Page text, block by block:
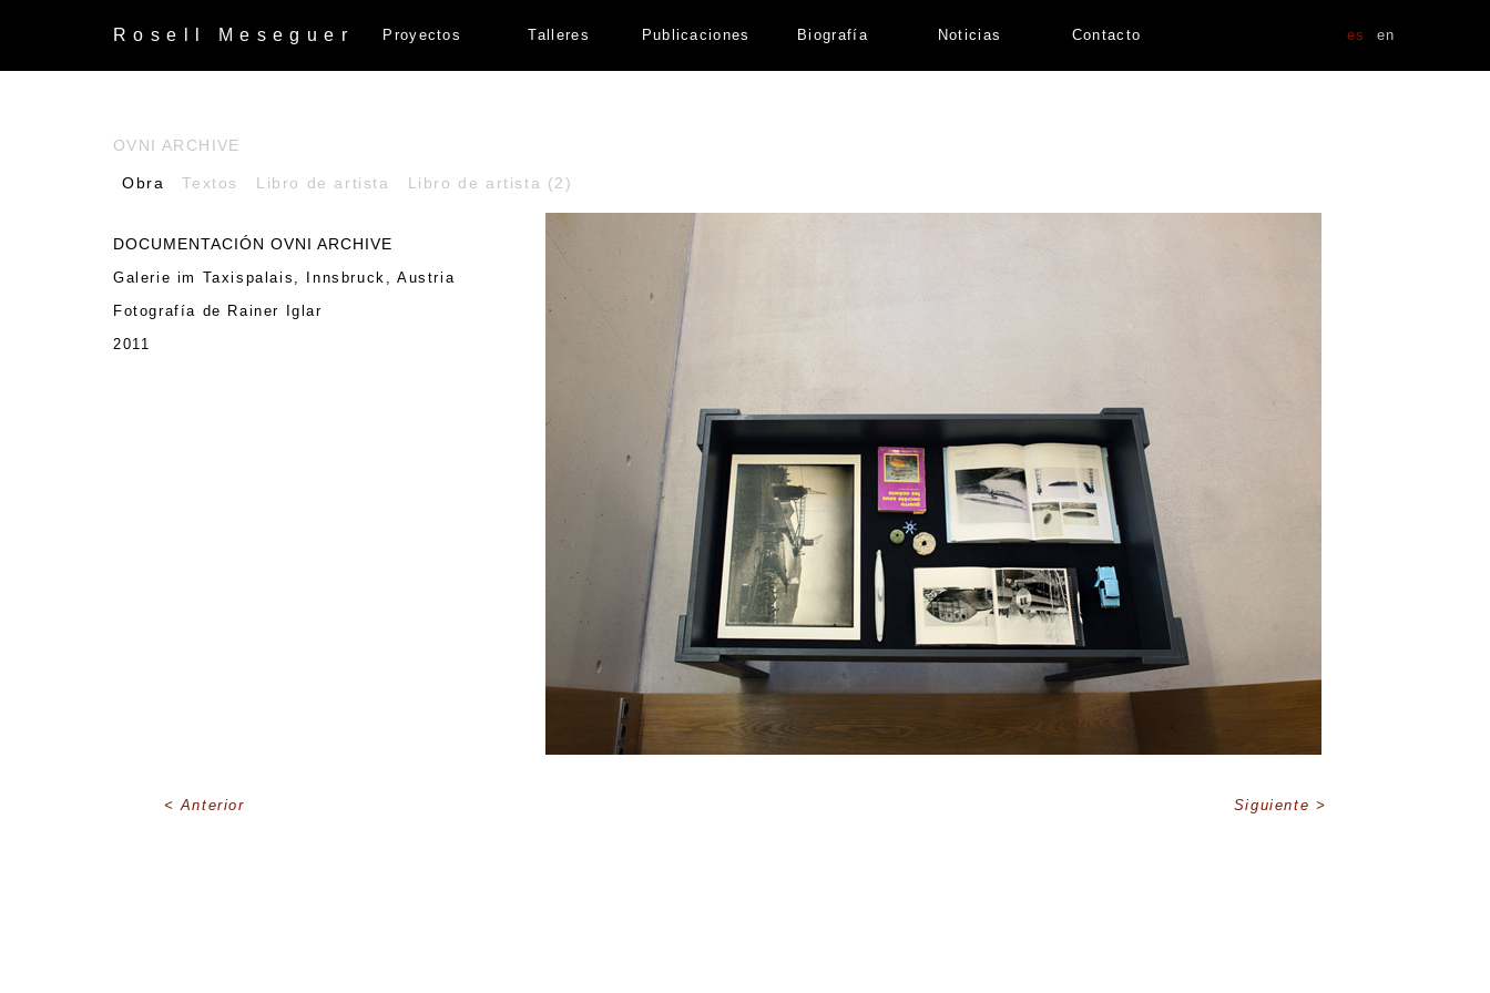
Rosell Meseguer Proyectos Talleres Publicaciones Biografía Noticias Contacto es en
OVNI ARCHIVE
Obra Textos Libro de artista Libro de artista (2)
DOCUMENTACIÓN OVNI ARCHIVE
Galerie im Taxispalais, Innsbruck, Austria
Fotografía de Rainer Iglar
2011
Anterior Siguiente